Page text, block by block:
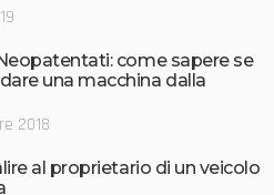
come sapere se
una macchina dalla
2018
al proprietario di un veicolo